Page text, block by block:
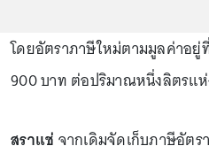
โดยอัตราภาษีใหม่ตามมูลค่าอ
900 บาท ต่อปริมาณหนึ่งลิตรแ
สุราแช่ จากเดิมจัดเก็บภาษีอัต